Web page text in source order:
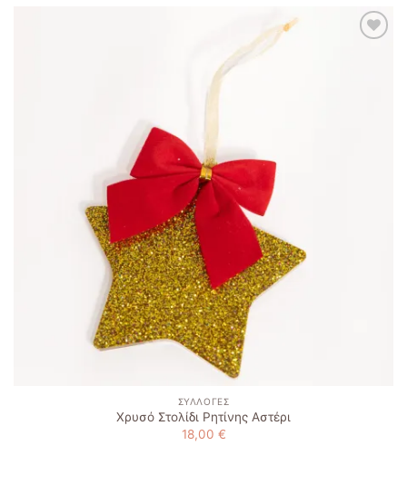
ΣΥΛΛΟΓΈΣ
Χρυσό Στολίδι Ρητίνης Αστέρι
18,00 €